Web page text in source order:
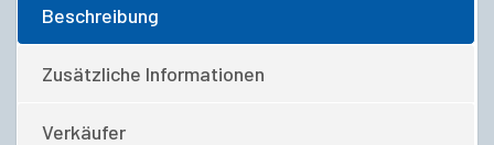
Beschreibung
Zusätzliche Informationen
Verkäufer